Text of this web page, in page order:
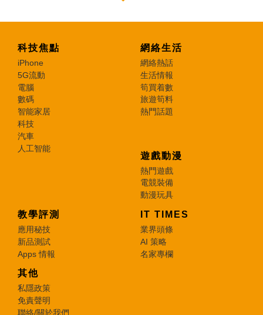
科技焦點
iPhone
5G流動
電腦
數碼
智能家居
科技
汽車
人工智能
網絡生活
網絡熱話
生活情報
筍買着數
旅遊筍料
熱門話題
遊戲動漫
熱門遊戲
電競裝備
動漫玩具
教學評測
應用秘技
新品測試
Apps 情報
IT TIMES
業界頭條
AI 策略
名家專欄
其他
私隱政策
免責聲明
聯絡/關於我們